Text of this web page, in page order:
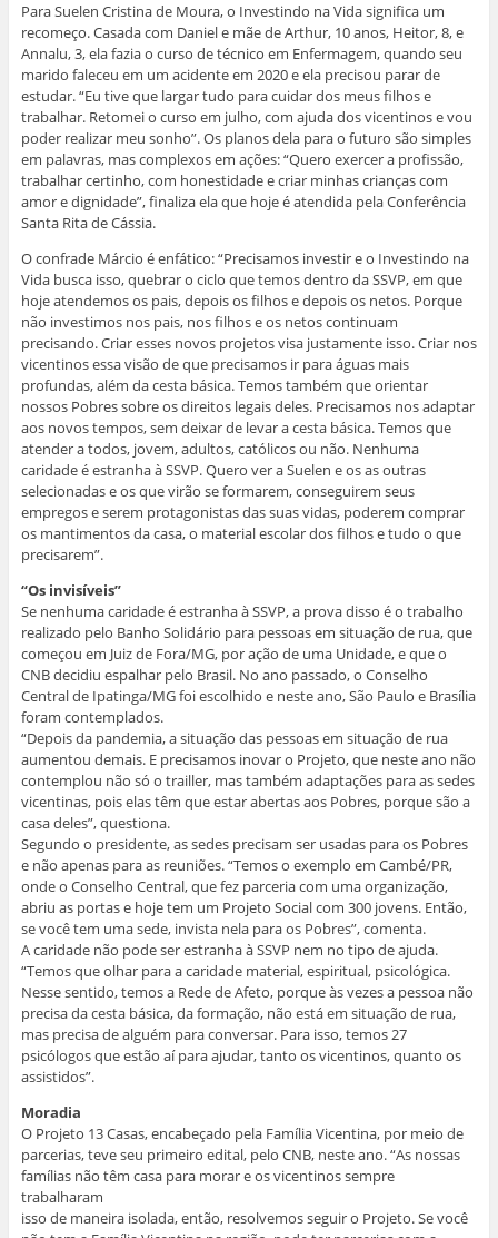
Para Suelen Cristina de Moura, o Investindo na Vida significa um
recomeço. Casada com Daniel e mãe de Arthur, 10 anos, Heitor, 8, e
Annalu, 3, ela fazia o curso de técnico em Enfermagem, quando seu
marido faleceu em um acidente em 2020 e ela precisou parar de
estudar. “Eu tive que largar tudo para cuidar dos meus filhos e
trabalhar. Retomei o curso em julho, com ajuda dos vicentinos e vou
poder realizar meu sonho”. Os planos dela para o futuro são simples
em palavras, mas complexos em ações: “Quero exercer a profissão,
trabalhar certinho, com honestidade e criar minhas crianças com
amor e dignidade”, finaliza ela que hoje é atendida pela Conferência
Santa Rita de Cássia.
O confrade Márcio é enfático: “Precisamos investir e o Investindo na
Vida busca isso, quebrar o ciclo que temos dentro da SSVP, em que
hoje atendemos os pais, depois os filhos e depois os netos. Porque
não investimos nos pais, nos filhos e os netos continuam
precisando. Criar esses novos projetos visa justamente isso. Criar nos
vicentinos essa visão de que precisamos ir para águas mais
profundas, além da cesta básica. Temos também que orientar
nossos Pobres sobre os direitos legais deles. Precisamos nos adaptar
aos novos tempos, sem deixar de levar a cesta básica. Temos que
atender a todos, jovem, adultos, católicos ou não. Nenhuma
caridade é estranha à SSVP. Quero ver a Suelen e os as outras
selecionadas e os que virão se formarem, conseguirem seus
empregos e serem protagonistas das suas vidas, poderem comprar
os mantimentos da casa, o material escolar dos filhos e tudo o que
precisarem”.
“Os invisíveis”
Se nenhuma caridade é estranha à SSVP, a prova disso é o trabalho
realizado pelo Banho Solidário para pessoas em situação de rua, que
começou em Juiz de Fora/MG, por ação de uma Unidade, e que o
CNB decidiu espalhar pelo Brasil. No ano passado, o Conselho
Central de Ipatinga/MG foi escolhido e neste ano, São Paulo e Brasília
foram contemplados.
“Depois da pandemia, a situação das pessoas em situação de rua
aumentou demais. E precisamos inovar o Projeto, que neste ano não
contemplou não só o trailler, mas também adaptações para as sedes
vicentinas, pois elas têm que estar abertas aos Pobres, porque são a
casa deles”, questiona.
Segundo o presidente, as sedes precisam ser usadas para os Pobres
e não apenas para as reuniões. “Temos o exemplo em Cambé/PR,
onde o Conselho Central, que fez parceria com uma organização,
abriu as portas e hoje tem um Projeto Social com 300 jovens. Então,
se você tem uma sede, invista nela para os Pobres”, comenta.
A caridade não pode ser estranha à SSVP nem no tipo de ajuda.
“Temos que olhar para a caridade material, espiritual, psicológica.
Nesse sentido, temos a Rede de Afeto, porque às vezes a pessoa não
precisa da cesta básica, da formação, não está em situação de rua,
mas precisa de alguém para conversar. Para isso, temos 27
psicólogos que estão aí para ajudar, tanto os vicentinos, quanto os
assistidos”.
Moradia
O Projeto 13 Casas, encabeçado pela Família Vicentina, por meio de
parcerias, teve seu primeiro edital, pelo CNB, neste ano. “As nossas
famílias não têm casa para morar e os vicentinos sempre
trabalharam
isso de maneira isolada, então, resolvemos seguir o Projeto. Se você